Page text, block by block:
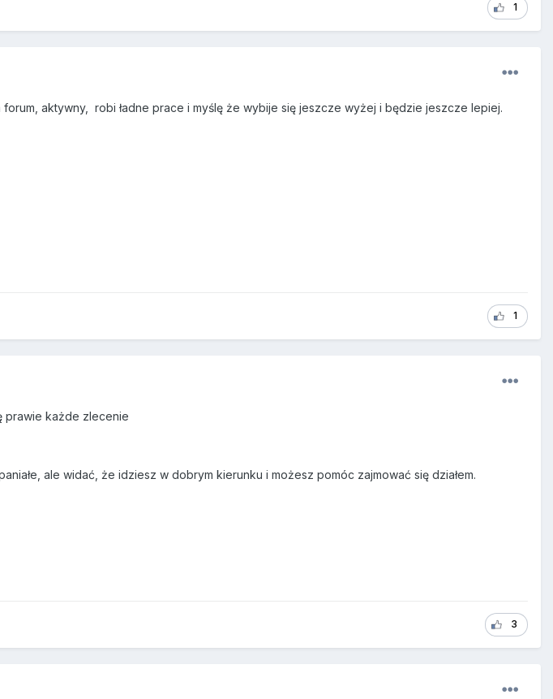
1
aktywny, robi ładne prace i myślę że wybije się jeszcze wyżej i będzie jeszcze lepiej.
1
prawie każde zlecenie
ale widać, że idziesz w dobrym kierunku i możesz pomóc zajmować się działem.
3